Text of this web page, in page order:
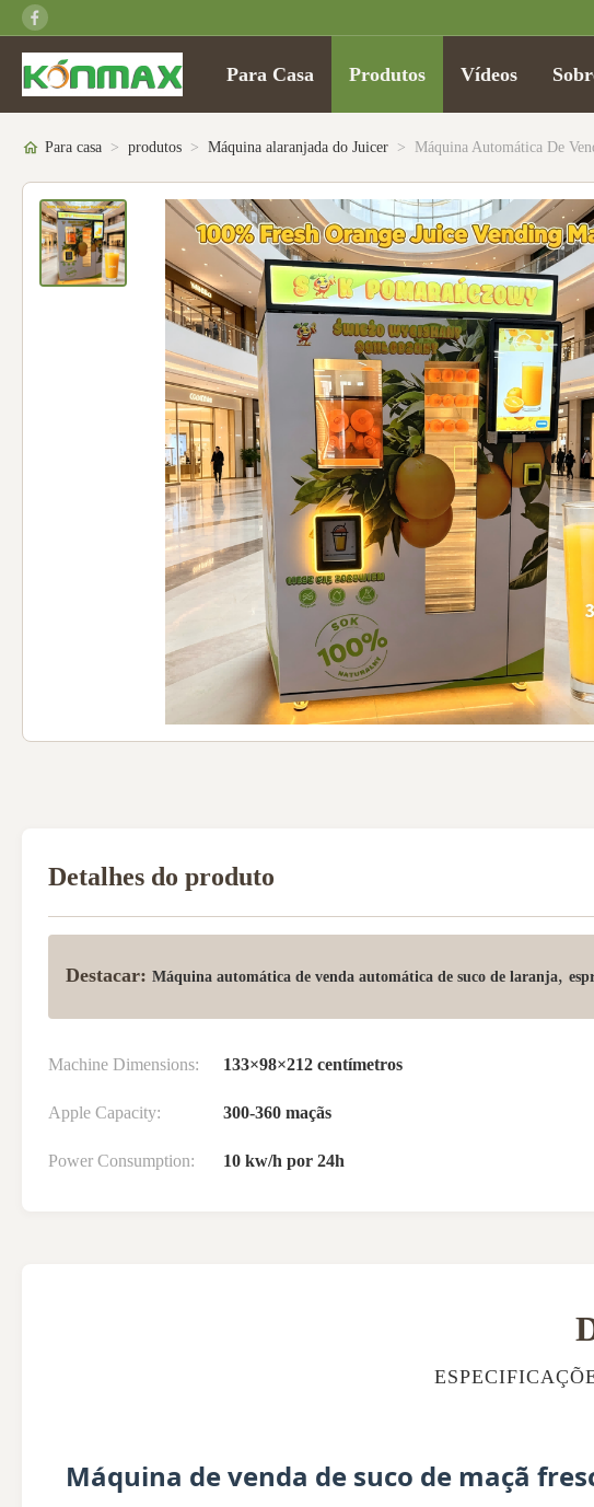
Para Casa Produtos Vídeos
Para casa > produtos > Máquina alaranjada do Juicer > Máquina Automática De
Detalhes do produto
Destacar: Máquina automática de venda automática de suco de laranja,
Machine Dimensions: 133×98×212 centímetros
Apple Capacity: 300-360 maçãs
Power Consumption: 10 kw/h por 24h
Máquina de venda de suco de maçã